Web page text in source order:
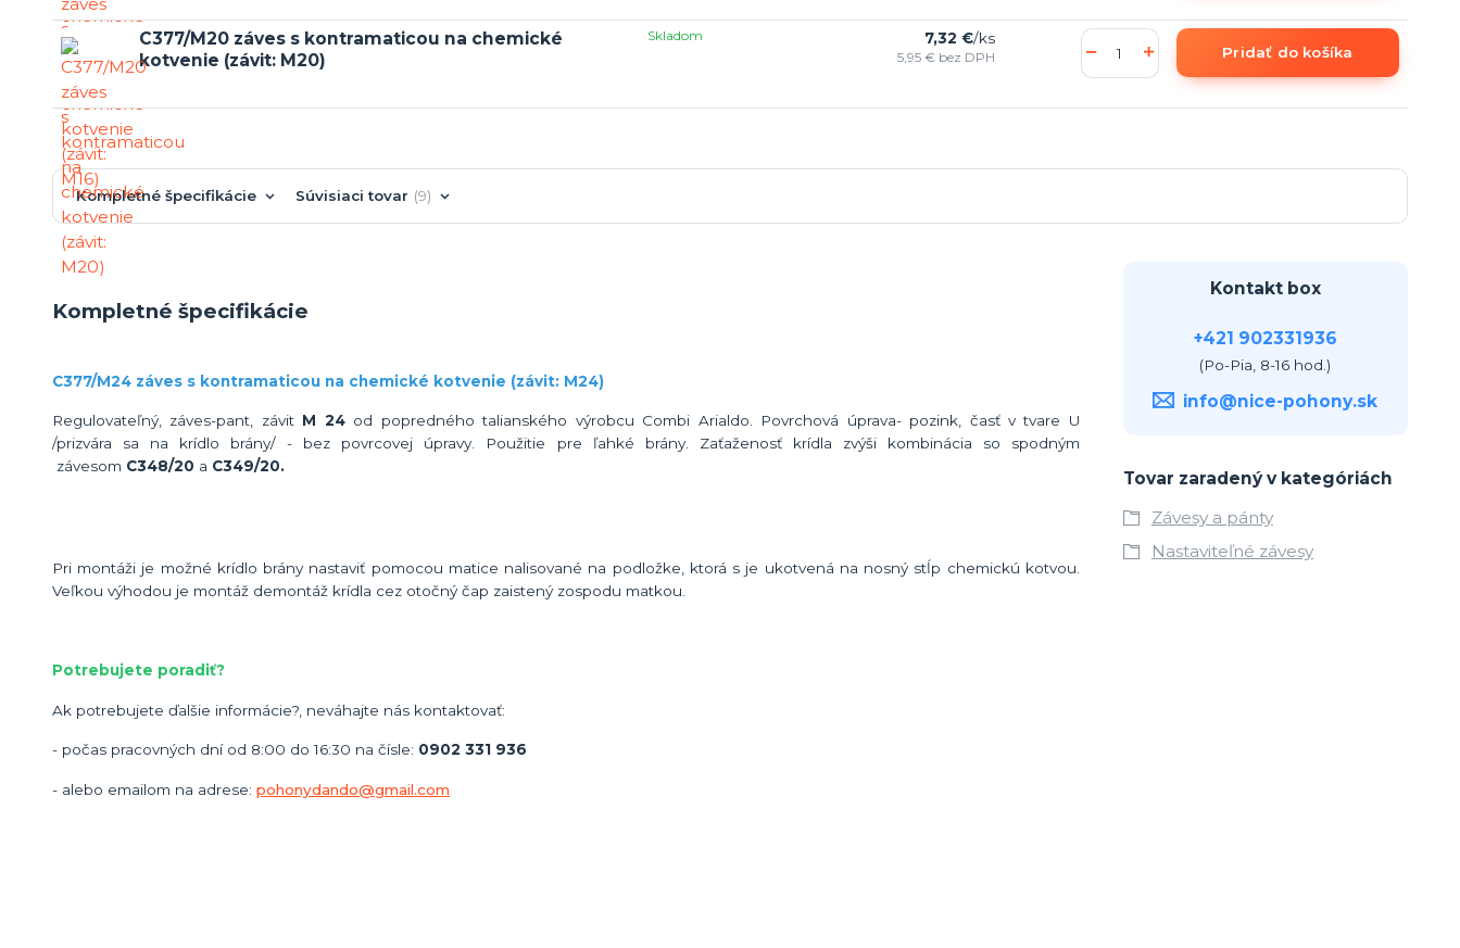
C377/M20 záves s kontramaticou na chemické
kotvenie (závit: M20)
7,32 €/ks
5,95 € bez DPH
Skladom
Pridať do košíka
Kompletné špecifikácie Súvisiaci tovar 9
Kompletné špecifikácie
C377/M24 záves s kontramaticou na chemické kotvenie (závit: M24)
Regulovateľný, záves-pant, závitM 24od popredného talianského výrobcu Combi Arialdo. Povrchová úprava- pozink, časť v tvare U
/prizvára sa na krídlo brány/ - bez povrcovej úpravy. Použitie pre ľahké brány. Zaťaženosť krídla zvýši kombinácia so spodným
závesom C348/20 a C349/20.
Pri montáži je možné krídlo brány nastaviť pomocou matice nalisované na podložke, ktorá s je ukotvená na nosný stĺp chemickú kotvou.
Veľkou výhodou je montáž demontáž krídla cez otočný čap zaistený zospodu matkou.
Potrebujete poradiť?
Ak potrebujete ďalšie informácie?, neváhajte nás kontaktovať:
- počas pracovných dní od 8:00 do 16:30 na čísle: 0902 331 936
- alebo emailom na adrese: pohonydando@gmail.com
Kontakt box
+421 902331936
(Po-Pia, 8-16 hod.)
info@nice-pohony.sk
Tovar zaradený v kategóriách
Závesy a pánty
Nastaviteľné závesy